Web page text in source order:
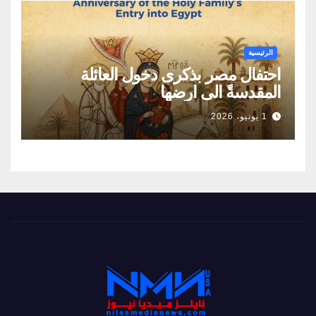
الرئيسية
احتفال مصر بذكرى دخول العائلة
المقدسةً الى ارضها
1 يونيو، 2026